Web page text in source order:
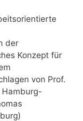
der
Konzept für
von Prof.
Hamburg-